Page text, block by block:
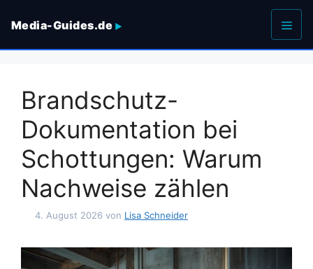
Inhalt
Media-Guides.de
Menü
Brandschutz-
Dokumentation bei
Schottungen: Warum
Nachweise zählen
4. August 2026 von Lisa Schneider